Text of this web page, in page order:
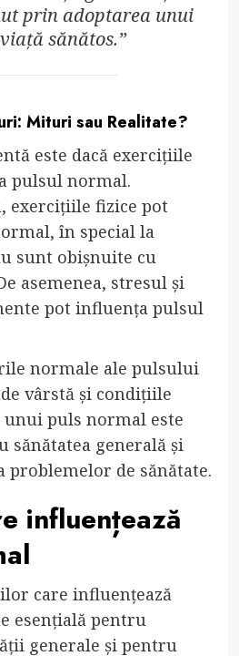
prin adoptarea unui
sănătos.”
Mituri sau Realitate?
este dacă exercițiile
pulsul normal.
exercițiile fizice pot
în special la
sunt obișnuite cu
asemenea, stresul și
pot influența pulsul
normale ale pulsului
vârstă și condițiile
puls normal este
generală și
de sănătate.
influențează
care influențează
esențială pentru
generale și pentru